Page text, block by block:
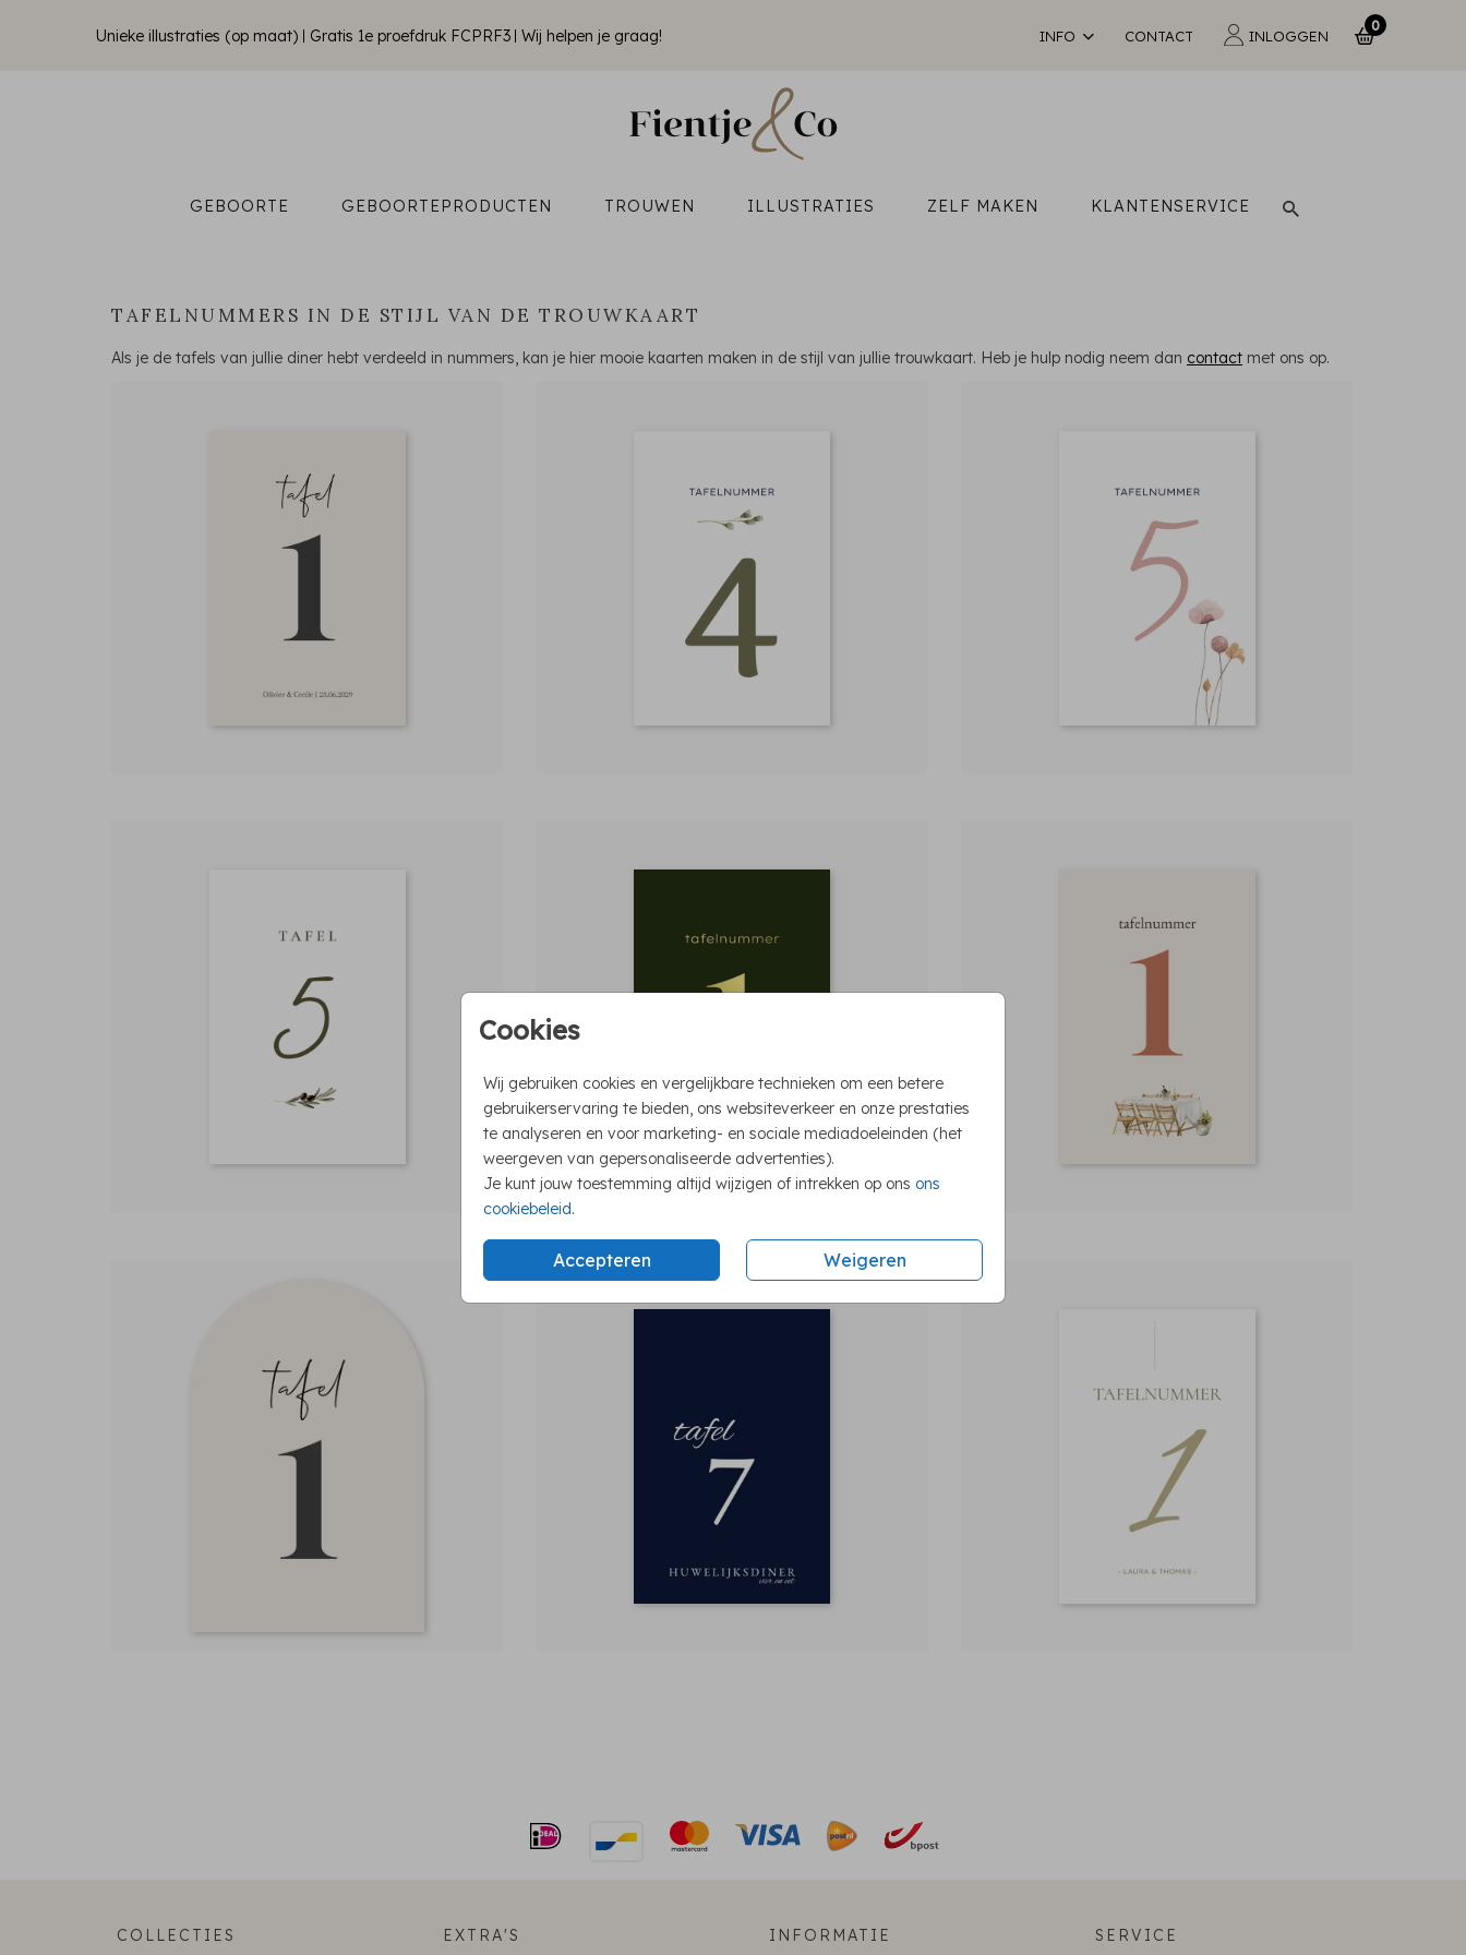
Unieke illustraties (op maat) Gratis 1e proefdruk FCPRF3 Wij helpen je graag! INFO CONTACT INLOGGEN
0
GEBOORTE GEBOORTEPRODUCTEN TROUWEN ILLUSTRATIES ZELF MAKEN KLANTENSERVICE
Cookies
Wij gebruiken cookies en vergelijkbare technieken om een betere
gebruikerservaring te bieden, ons websiteverkeer en onze prestaties
te analyseren en voor marketing- en sociale mediadoeleinden (het
weergeven van gepersonaliseerde advertenties).
Je kunt jouw toestemming altijd wijzigen of intrekken op ons ons
cookiebeleid.
Accepteren Weigeren
TAFELNUMMERS IN DE STIJL VAN DE TROUWKAART
Als je de tafels van jullie diner hebt verdeeld in nummers, kan je hier mooie kaarten maken in de stijl van jullie trouwkaart. Heb je hulp nodig neem dan contact met ons op.
COLLECTIES EXTRA'S INFORMATIE SERVICE